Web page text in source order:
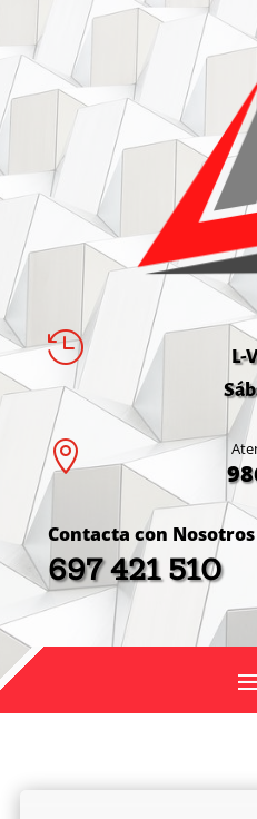

L-

Contacta con Nosotros
697 421 510